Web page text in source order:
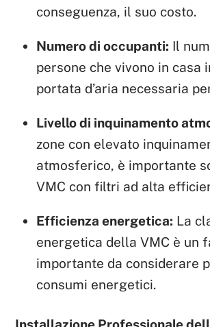
conseguenza, il suo costo.
Numero di occupanti: Il
persone che vivono in casa
portata d’aria necessaria
Livello di inquinamento
zone con elevato
atmosferico, è importante
VMC con filtri ad alta
Efficienza energetica: La
energetica della VMC è un
importante da considerare
consumi energetici.